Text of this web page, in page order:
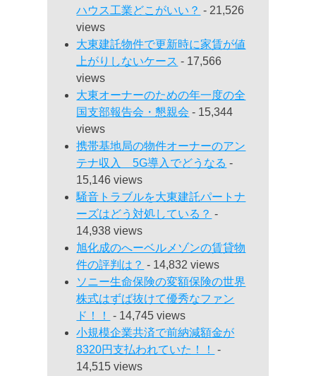
ハウス工業どこがいい？ - 21,526
views
大東建託物件で更新時に家賃が値
上がりしないケース - 17,566
views
大東オーナーのための年一度の全
国支部報告会・懇親会 - 15,344
views
携帯基地局の物件オーナーのアン
テナ収入 5G導入でどうなる -
15,146 views
騒音トラブルを大東建託パートナ
ーズはどう対処している？ -
14,938 views
旭化成のへーベルメゾンの賃貸物
件の評判は？ - 14,832 views
ソニー生命保険の変額保険の世界
株式はずば抜けて優秀なファン
ド！！
- 14,745 views
小規模企業共済で前納減額金が
8320円支払われていた！！
-
14,515 views